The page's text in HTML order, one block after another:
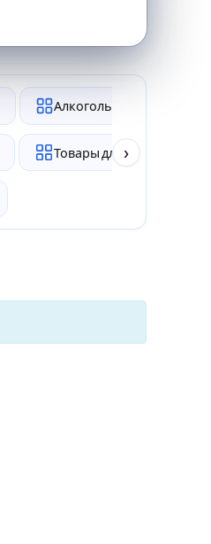
Алкоголь и табак
Товары для животных
›